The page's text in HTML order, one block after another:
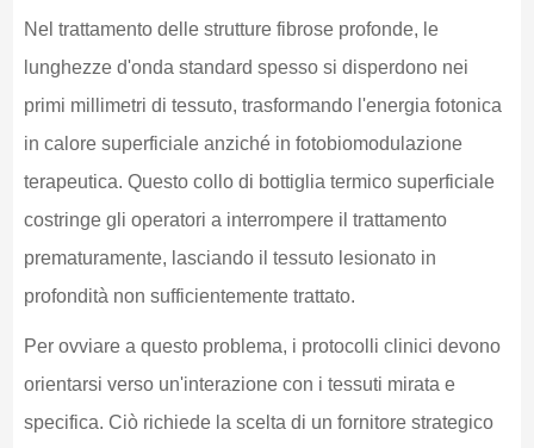
Nel trattamento delle strutture fibrose profonde, le
lunghezze d'onda standard spesso si disperdono nei
primi millimetri di tessuto, trasformando l'energia fotonica
in calore superficiale anziché in fotobiomodulazione
terapeutica. Questo collo di bottiglia termico superficiale
costringe gli operatori a interrompere il trattamento
prematuramente, lasciando il tessuto lesionato in
profondità non sufficientemente trattato.
Per ovviare a questo problema, i protocolli clinici devono
orientarsi verso un'interazione con i tessuti mirata e
specifica. Ciò richiede la scelta di un fornitore strategico